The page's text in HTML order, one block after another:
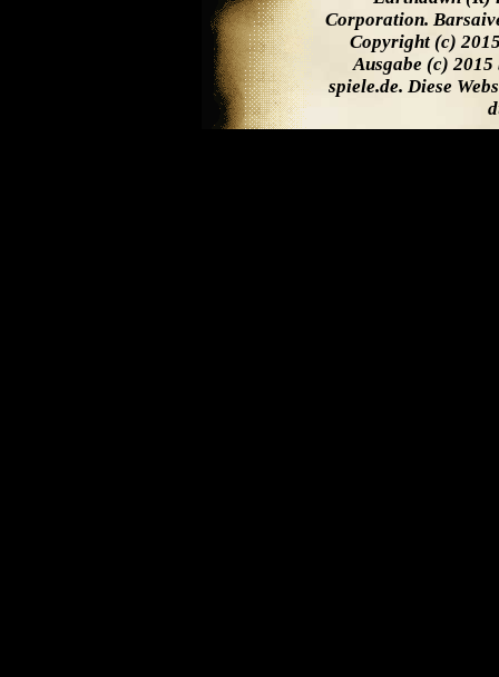
Corporation.
Copyright (c)
Ausgabe (c) 2015
spiele.de. Diese